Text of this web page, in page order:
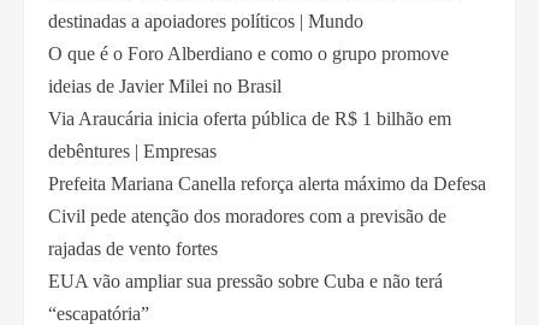
destinadas a apoiadores políticos | Mundo
O que é o Foro Alberdiano e como o grupo promove
ideias de Javier Milei no Brasil
Via Araucária inicia oferta pública de R$ 1 bilhão em
debêntures | Empresas
Prefeita Mariana Canella reforça alerta máximo da Defesa
Civil pede atenção dos moradores com a previsão de
rajadas de vento fortes
EUA vão ampliar sua pressão sobre Cuba e não terá
“escapatória”